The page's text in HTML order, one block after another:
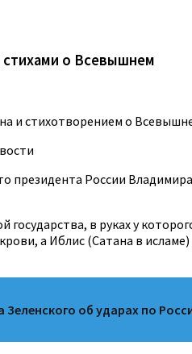
о Всевышнем
и стихотворением о
президента России
в руках у
а Иблис (Сатана в
об ударах по